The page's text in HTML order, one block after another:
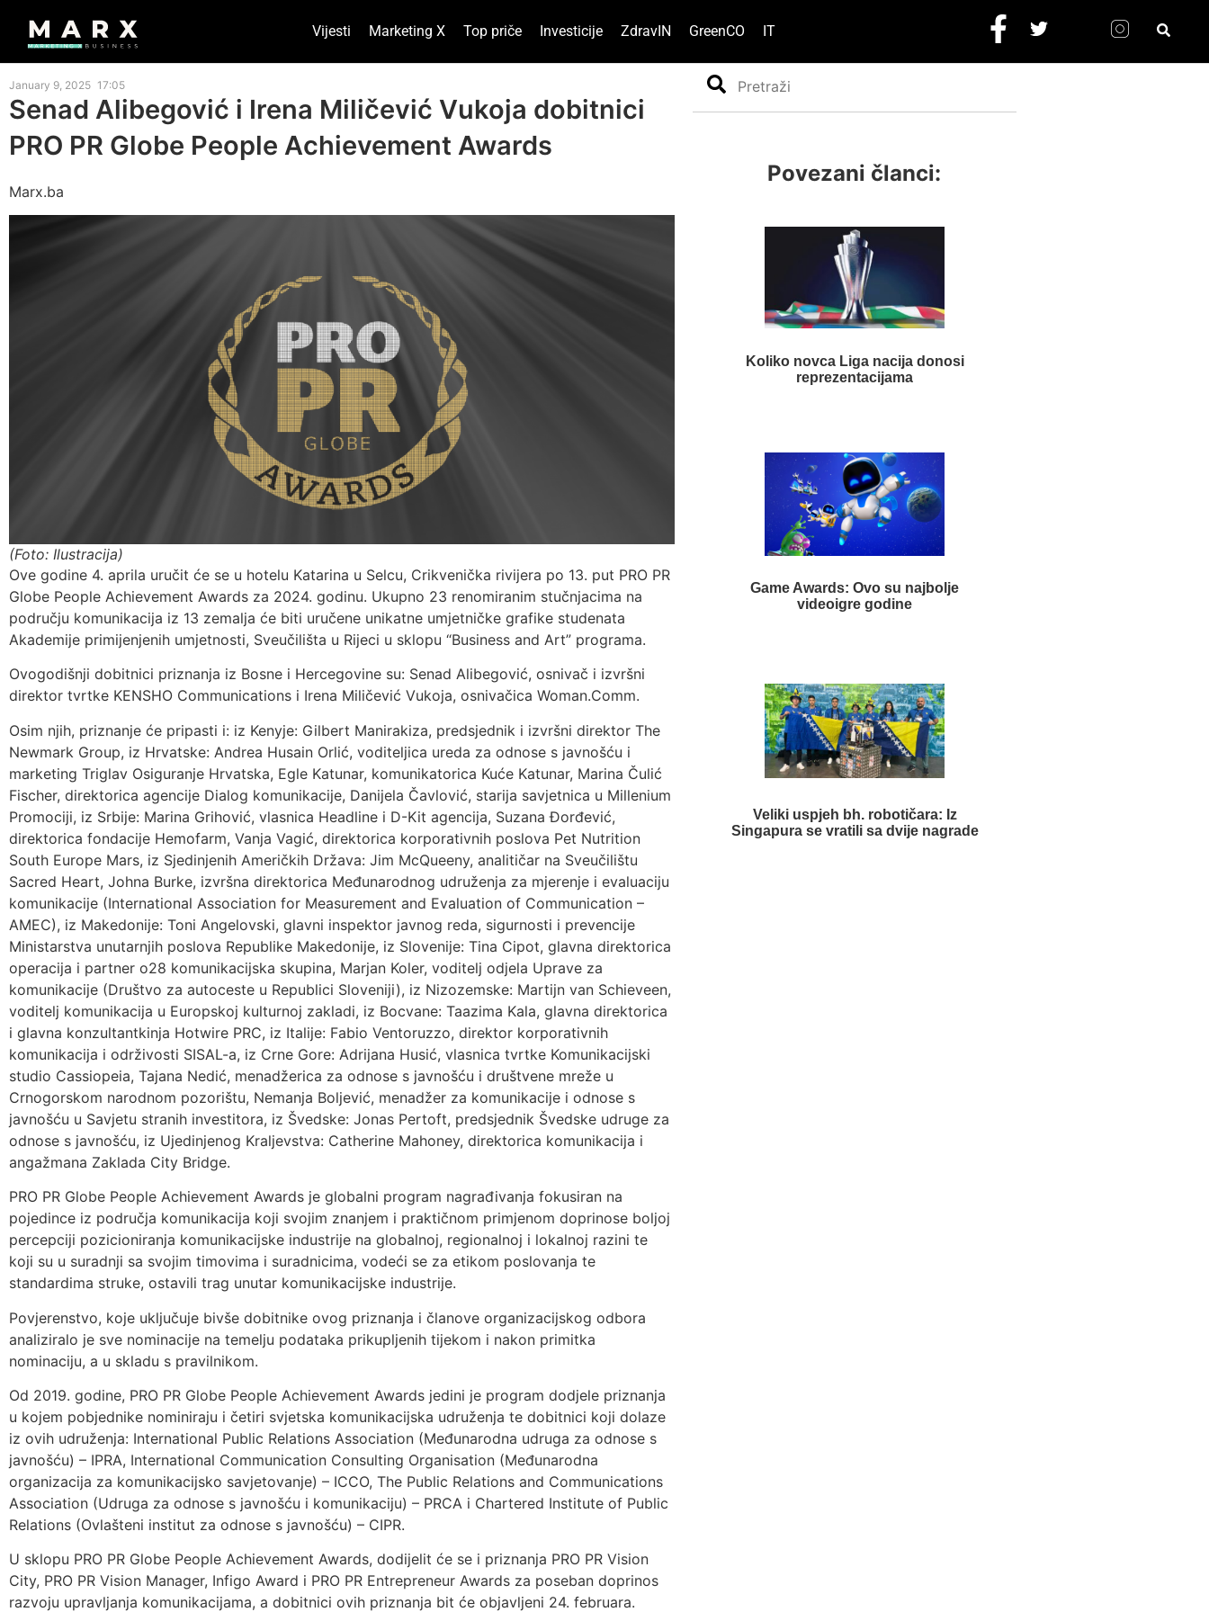
Vijesti Marketing X Top priče Investicije ZdravIN GreenCO IT
January 9, 2025 17:05
Senad Alibegović i Irena Miličević Vukoja dobitnici
PRO PR Globe People Achievement Awards
Marx.ba
(Foto: Ilustracija)
Ove godine 4. aprila uručit će se u hotelu Katarina u Selcu, Crikvenička rivijera po 13. put PRO PR
Globe People Achievement Awards za 2024. godinu. Ukupno 23 renomiranim stučnjacima na
području komunikacija iz 13 zemalja će biti uručene unikatne umjetničke grafike studenata
Akademije primijenjenih umjetnosti, Sveučilišta u Rijeci u sklopu “Business and Art” programa.
Ovogodišnji dobitnici priznanja iz Bosne i Hercegovine su: Senad Alibegović, osnivač i izvršni
direktor tvrtke KENSHO Communications i Irena Miličević Vukoja, osnivačica Woman.Comm.
Osim njih, priznanje će pripasti i: iz Kenyje: Gilbert Manirakiza, predsjednik i izvršni direktor The
Newmark Group, iz Hrvatske: Andrea Husain Orlić, voditeljica ureda za odnose s javnošću i
marketing Triglav Osiguranje Hrvatska, Egle Katunar, komunikatorica Kuće Katunar, Marina Čulić
Fischer, direktorica agencije Dialog komunikacije, Danijela Čavlović, starija savjetnica u Millenium
Promociji, iz Srbije: Marina Grihović, vlasnica Headline i D-Kit agencija, Suzana Đorđević,
direktorica fondacije Hemofarm, Vanja Vagić, direktorica korporativnih poslova Pet Nutrition
South Europe Mars, iz Sjedinjenih Američkih Država: Jim McQueeny, analitičar na Sveučilištu
Sacred Heart, Johna Burke, izvršna direktorica Međunarodnog udruženja za mjerenje i evaluaciju
komunikacije (International Association for Measurement and Evaluation of Communication –
AMEC), iz Makedonije: Toni Angelovski, glavni inspektor javnog reda, sigurnosti i prevencije
Ministarstva unutarnjih poslova Republike Makedonije, iz Slovenije: Tina Cipot, glavna direktorica
operacija i partner o28 komunikacijska skupina, Marjan Koler, voditelj odjela Uprave za
komunikacije (Društvo za autoceste u Republici Sloveniji), iz Nizozemske: Martijn van Schieveen,
voditelj komunikacija u Europskoj kulturnoj zakladi, iz Bocvane: Taazima Kala, glavna direktorica
i glavna konzultantkinja Hotwire PRC, iz Italije: Fabio Ventoruzzo, direktor korporativnih
komunikacija i održivosti SISAL-a, iz Crne Gore: Adrijana Husić, vlasnica tvrtke Komunikacijski
studio Cassiopeia, Tajana Nedić, menadžerica za odnose s javnošću i društvene mreže u
Crnogorskom narodnom pozorištu, Nemanja Boljević, menadžer za komunikacije i odnose s
javnošću u Savjetu stranih investitora, iz Švedske: Jonas Pertoft, predsjednik Švedske udruge za
odnose s javnošću, iz Ujedinjenog Kraljevstva: Catherine Mahoney, direktorica komunikacija i
angažmana Zaklada City Bridge.
PRO PR Globe People Achievement Awards je globalni program nagrađivanja fokusiran na
pojedince iz područja komunikacija koji svojim znanjem i praktičnom primjenom doprinose boljoj
percepciji pozicioniranja komunikacijske industrije na globalnoj, regionalnoj i lokalnoj razini te
koji su u suradnji sa svojim timovima i suradnicima, vodeći se za etikom poslovanja te
standardima struke, ostavili trag unutar komunikacijske industrije.
Povjerenstvo, koje uključuje bivše dobitnike ovog priznanja i članove organizacijskog odbora
analiziralo je sve nominacije na temelju podataka prikupljenih tijekom i nakon primitka
nominaciju, a u skladu s pravilnikom.
Od 2019. godine, PRO PR Globe People Achievement Awards jedini je program dodjele priznanja
u kojem pobjednike nominiraju i četiri svjetska komunikacijska udruženja te dobitnici koji dolaze
iz ovih udruženja: International Public Relations Association (Međunarodna udruga za odnose s
javnošću) – IPRA, International Communication Consulting Organisation (Međunarodna
organizacija za komunikacijsko savjetovanje) – ICCO, The Public Relations and Communications
Association (Udruga za odnose s javnošću i komunikaciju) – PRCA i Chartered Institute of Public
Relations (Ovlašteni institut za odnose s javnošću) – CIPR.
U sklopu PRO PR Globe People Achievement Awards, dodijelit će se i priznanja PRO PR Vision
City, PRO PR Vision Manager, Infigo Award i PRO PR Entrepreneur Awards za poseban doprinos
razvoju upravljanja komunikacijama, a dobitnici ovih priznanja bit će objavljeni 24. februara.
Search
Povezani članci:
Koliko novca Liga nacija donosi
reprezentacijama
Game Awards: Ovo su najbolje
videoigre godine
Veliki uspjeh bh. robotičara: Iz
Singapura se vratili sa dvije nagrade